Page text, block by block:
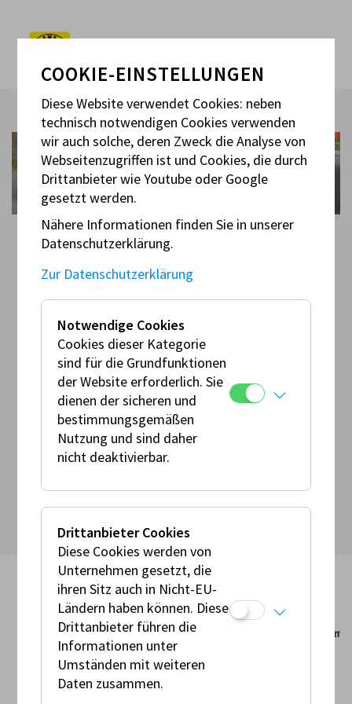
DISZIPLINEN
Disziplinen
Meisterschaftsbestimmungen
Serien & Cup Bestimmungen
© AMF 2026
Impressum
Allgemeine Geschäftsbedingungen
COOKIE-EINSTELLUNGEN
Diese Website verwendet Cookies: neben
technisch notwendigen Cookies verwenden
wir auch solche, deren Zweck die Analyse von
Webseitenzugriffen ist und Cookies, die durch
Drittanbieter wie Youtube oder Google
gesetzt werden.
Nähere Informationen finden Sie in unserer
Datenschutzerklärung.
Zur Datenschutzerklärung
Notwendige Cookies
Cookies dieser Kategorie
sind für die Grundfunktionen
der Website erforderlich. Sie
dienen der sicheren und
bestimmungsgemäßen
Nutzung und sind daher
nicht deaktivierbar.
Drittanbieter Cookies
Diese Cookies werden von
Unternehmen gesetzt, die
ihren Sitz auch in Nicht-EU-
Ländern haben können. Diese
Drittanbieter führen die
Informationen unter
Umständen mit weiteren
Daten zusammen.